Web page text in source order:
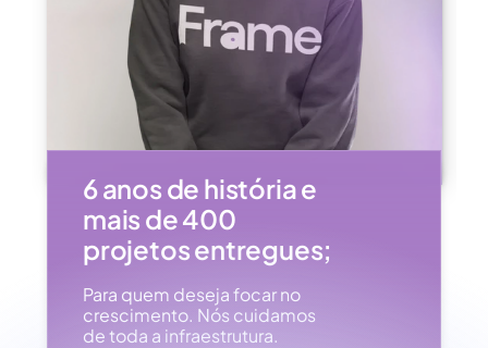
6 anos de história e
mais de 400
projetos entregues;
Para quem deseja focar no
crescimento. Nós cuidamos
de toda a infraestrutura.